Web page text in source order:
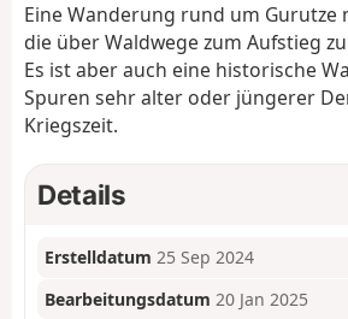
Eine Wanderung rund um Gurutze
die über Waldwege zum Aufstieg
Es ist aber auch eine historische
Spuren sehr alter oder jüngerer
Kriegszeit.
Details
Erstelldatum 25 Sep 2024
Bearbeitungsdatum 20 Jan 2025